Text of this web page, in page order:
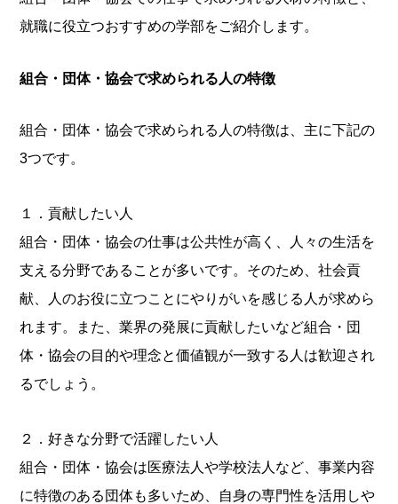
就職に役立つおすすめの学部をご紹介します。
組合・団体・協会で求められる人の特徴
組合・団体・協会で求められる人の特徴は、主に下記の
3つです。
１．貢献したい人
組合・団体・協会の仕事は公共性が高く、人々の生活を
支える分野であることが多いです。そのため、社会貢
献、人のお役に立つことにやりがいを感じる人が求めら
れます。また、業界の発展に貢献したいなど組合・団
体・協会の目的や理念と価値観が一致する人は歓迎され
るでしょう。
２．好きな分野で活躍したい人
組合・団体・協会は医療法人や学校法人など、事業内容
に特徴のある団体も多いため、自身の専門性を活用しや